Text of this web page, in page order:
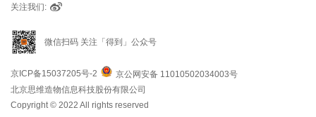
关注我们:
微信扫码 关注「得到」公众号
京ICP备15037205号-2
京公网安备 11010502034003号
北京思维造物信息科技股份有限公司
Copyright © 2022 All rights reserved